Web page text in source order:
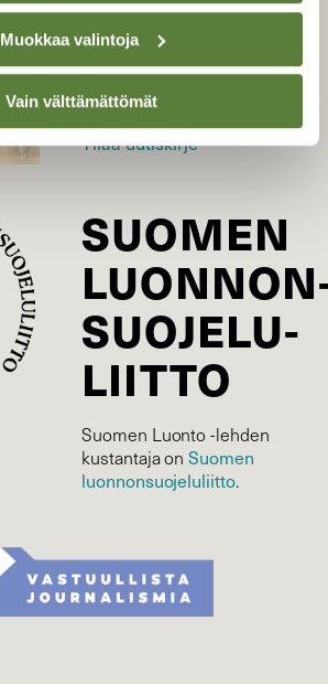
Muokkaa valintoja
Vain välttämättömät
Uusin lehti
Tilaa Suomen Luonto
Tilaa digilukuoikeus
Äänestä parasta juttua
Tilaa uutiskirje
SUOMEN
SUOJELU­
LIITTO
Suomen Luonto -lehden
kustantaja onSuomen
luonnonsuojelu­liitto.